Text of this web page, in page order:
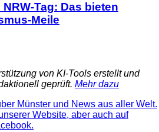
Tag: Das bieten
Meile
von KI-Tools erstellt und
geprüft. Mehr dazu